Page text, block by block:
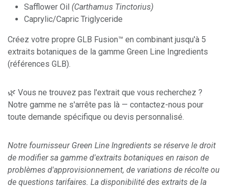
Safflower Oil (Carthamus Tinctorius)
Caprylic/Capric Triglyceride
Créez votre propre GLB Fusion™ en combinant jusqu'à 5
extraits botaniques de la gamme Green Line Ingredients
(références GLB).
🌿 Vous ne trouvez pas l'extrait que vous recherchez ?
Notre gamme ne s'arrête pas là — contactez-nous pour
toute demande spécifique ou devis personnalisé.
Notre fournisseur Green Line Ingredients se réserve le droit
de modifier sa gamme d'extraits botaniques en raison de
problèmes d'approvisionnement, de variations de récolte ou
de questions tarifaires. La disponibilité des extraits de la